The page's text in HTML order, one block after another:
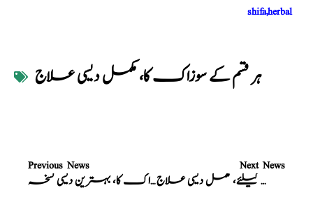
shifa,herbal
ہر قسم کے سوزاک کا، مکمل دیسی علاج
Previous News
پرانے سوزاک کا، بہترین دیسی نسخہ
Next News
پرانے سوزاک کیلئے، مکمل دیسی علاج